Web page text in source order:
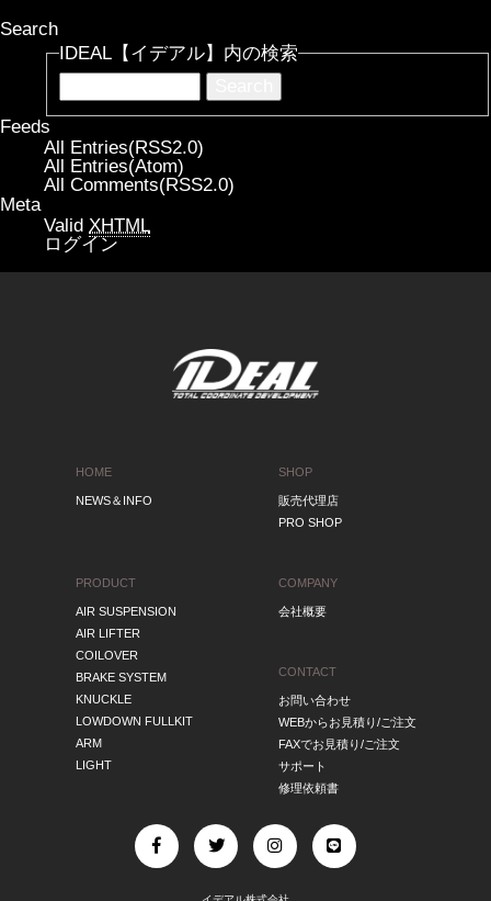
Search
IDEAL【イデアル】内の検索
Feeds
All Entries(RSS2.0)
All Entries(Atom)
All Comments(RSS2.0)
Meta
Valid XHTML
ログイン
HOME
NEWS＆INFO
PRODUCT
AIR SUSPENSION
AIR LIFTER
COILOVER
BRAKE SYSTEM
KNUCKLE
LOWDOWN FULLKIT
ARM
LIGHT
SHOP
販売代理店
PRO SHOP
COMPANY
会社概要
CONTACT
お問い合わせ
WEBからお見積り/ご注文
FAXでお見積り/ご注文
サポート
修理依頼書